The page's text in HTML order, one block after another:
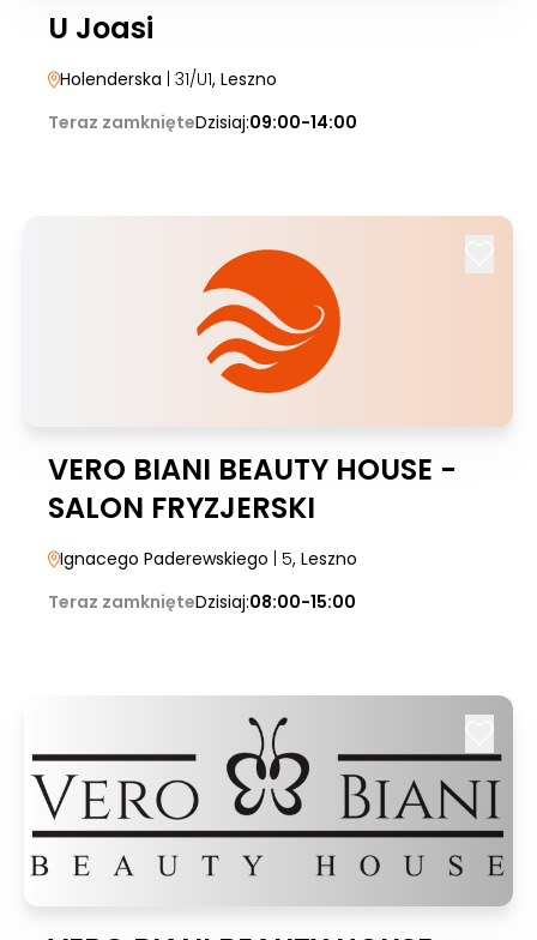
U Joasi
Holenderska | 31/U1, Leszno
Teraz zamknięteDzisiaj:09:00-14:00
VERO BIANI BEAUTY HOUSE -
SALON FRYZJERSKI
Ignacego Paderewskiego | 5, Leszno
Teraz zamknięteDzisiaj:08:00-15:00